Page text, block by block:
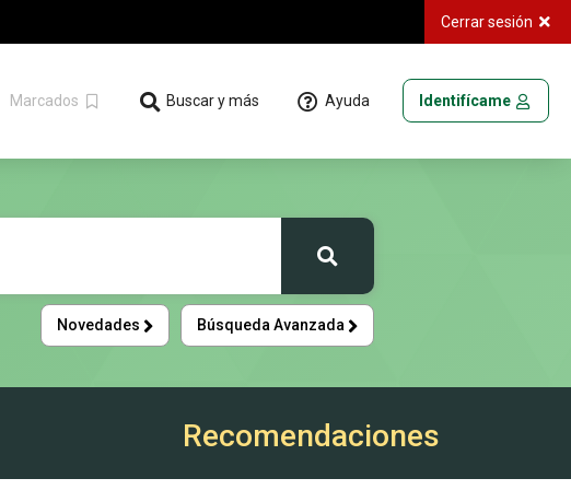
Cerrar sesión
Marcados Buscar y más Ayuda Identifícame
Buscar
Novedades Búsqueda Avanzada
Recomendaciones